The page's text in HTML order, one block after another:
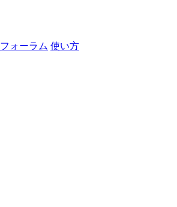
フォーラム 使い方